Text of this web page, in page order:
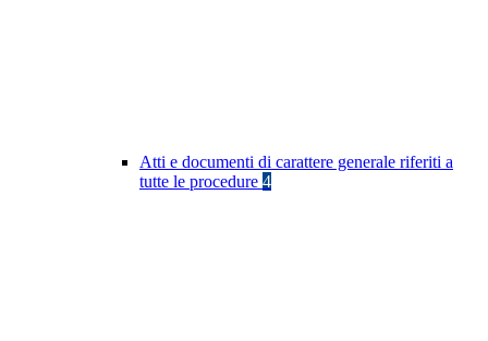
Atti e documenti di carattere generale riferiti a
tutte le procedure 4